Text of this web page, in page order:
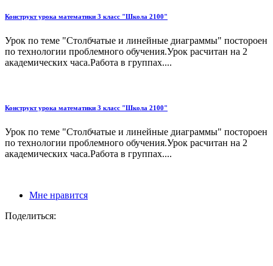
Конструкт урока математики 3 класс "Школа 2100"
Урок по теме "Столбчатые и линейные диаграммы" постороен
по технологии проблемного обучения.Урок расчитан на 2
академических часа.Работа в группах....
Конструкт урока математики 3 класс "Школа 2100"
Урок по теме "Столбчатые и линейные диаграммы" постороен
по технологии проблемного обучения.Урок расчитан на 2
академических часа.Работа в группах....
Мне нравится
Поделиться: